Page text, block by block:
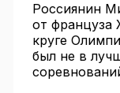
Россиянин
от француза
круге
был не в